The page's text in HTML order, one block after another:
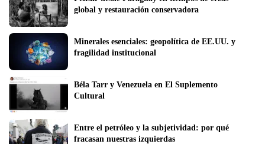
global y restauración conservadora
Minerales esenciales: geopolítica de EE.UU. y
fragilidad institucional
Béla Tarr y Venezuela en El Suplemento
Cultural
Entre el petróleo y la subjetividad: por qué
fracasan nuestras izquierdas